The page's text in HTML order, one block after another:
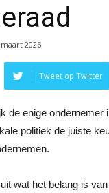
maart 2026
Tweet op Twitter
de enige
politiek de juiste
wat het belang is